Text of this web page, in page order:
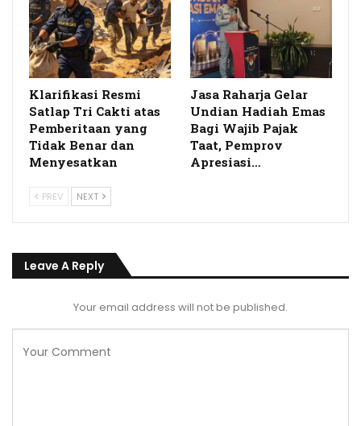
Klarifikasi Resmi
Satlap Tri Cakti atas
Pemberitaan yang
Tidak Benar dan
Menyesatkan
Jasa Raharja Gelar
Undian Hadiah Emas
Bagi Wajib Pajak
Taat, Pemprov
Apresiasi…
PREV NEXT
Leave A Reply
Your email address will not be published.